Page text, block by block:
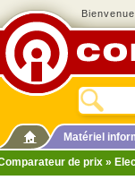
Matériel
de prix »